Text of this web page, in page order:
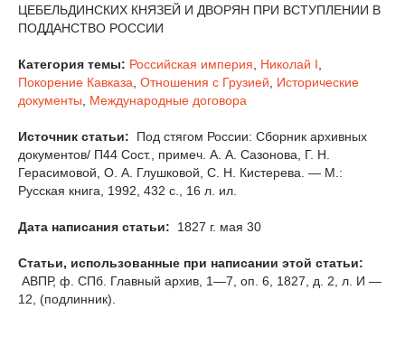
ЦЕБЕЛЬДИНСКИХ КНЯЗЕЙ И ДВОРЯН ПРИ ВСТУПЛЕНИИ В
ПОДДАНСТВО РОССИИ
Категория темы: Российская империя Николай I
Покорение Кавказа Отношения с Грузией
Исторические
документы
Международные договора
Источник статьи:
Под стягом России: Сборник архивных
документов/ П44 Сост., примеч. А. А. Сазонова, Г. Н.
Герасимовой, О. А. Глушковой, С. Н. Кистерева. — М.:
Русская книга, 1992, 432 с., 16 л. ил.
Дата написания статьи: 1827 г. мая 30
Статьи, использованные при написании этой статьи:
АВПР, ф. СПб. Главный архив, 1—7, оп. 6, 1827, д. 2, л. И —
12, (подлинник).